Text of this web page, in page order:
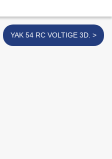
YAK 54 RC VOLTIGE 3D. >